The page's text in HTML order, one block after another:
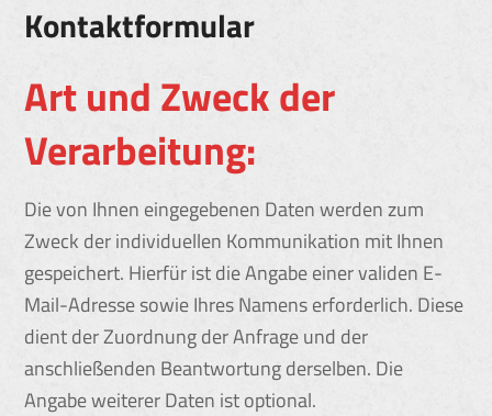
Kontaktformular
Art und Zweck der
Verarbeitung:
Die von Ihnen eingegebenen Daten werden zum
Zweck der individuellen Kommunikation mit Ihnen
gespeichert. Hierfür ist die Angabe einer validen E-
Mail-Adresse sowie Ihres Namens erforderlich. Diese
dient der Zuordnung der Anfrage und der
anschließenden Beantwortung derselben. Die
Angabe weiterer Daten ist optional.